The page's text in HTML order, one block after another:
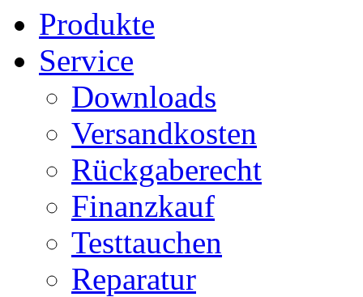
Produkte
Service
Downloads
Versandkosten
Rückgaberecht
Finanzkauf
Testtauchen
Reparatur